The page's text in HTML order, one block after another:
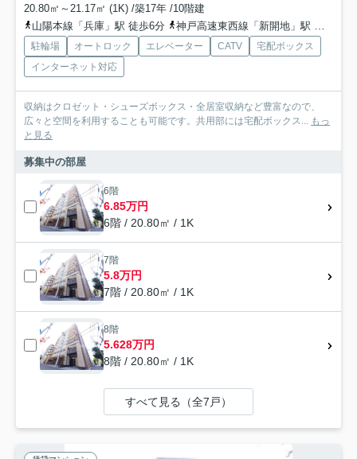
20.80㎡～21.17㎡ (1K) /築17年 /10階建
山陽本線「兵庫」駅 徒歩6分
神戸高速東西線「新開地」駅 徒歩8分
駐輪場 オートロック エレベーター CATV
宅配ボックス
インターネット対応
収納はクロゼット・シューズボックス・全居室収納など豊富なので、
広々と空間を利用することも可能です。共用部には宅配ボックス... もっ
と見る
募集中の部屋
6階
6.85万円
6階 / 20.80㎡ / 1K
7階
5.8万円
7階 / 20.80㎡ / 1K
8階
5.628万円
8階 / 20.80㎡ / 1K
すべて見る（全7戸）